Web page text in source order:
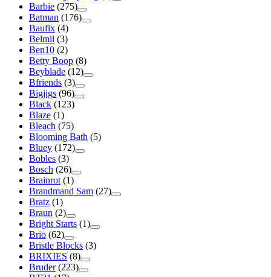
Barbie (275)
Batman (176)
Baufix (4)
Belmil (3)
Ben10 (2)
Betty Boop (8)
Beyblade (12)
Bfriends (3)
Bigjigs (96)
Black (123)
Blaze (1)
Bleach (75)
Blooming Bath (5)
Bluey (172)
Bobles (3)
Bosch (26)
Brainrot (1)
Brandmand Sam (27)
Bratz (1)
Braun (2)
Bright Starts (1)
Brio (62)
Bristle Blocks (3)
BRIXIES (8)
Bruder (223)